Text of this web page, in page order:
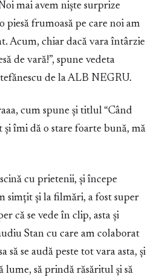
mai avem niște surprize
piesă frumoasă pe care noi am
Acum, chiar dacă vara întârzie
de vară!”, spune vedeta
de la ALB NEGRU.
cum spune și titlul “Când
și îmi dă o stare foarte bună, mă
cu prietenii, și începe
simțit și la filmări, a fost super
că se vede în clip, asta și
Stan cu care am colaborat
să se audă peste tot vara asta, și
lume, să prindă răsăritul și să